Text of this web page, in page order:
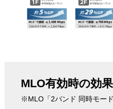
MLO有効時の効果
※MLO「2バンド 同時モード